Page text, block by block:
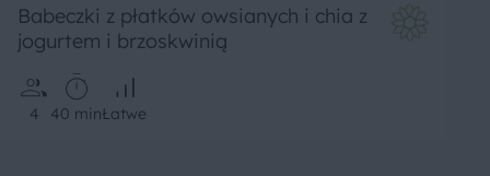
Babeczki z płatków owsianych i chia z
jogurtem i brzoskwinią
4 40 minŁatwe